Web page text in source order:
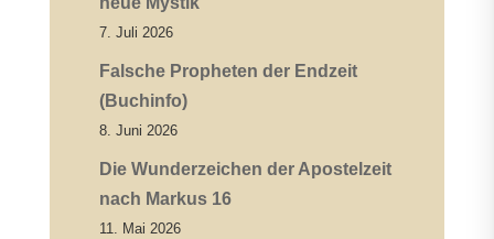
7. Juli 2026
Falsche Propheten der Endzeit
(Buchinfo)
8. Juni 2026
Die Wunderzeichen der Apostelzeit
nach Markus 16
11. Mai 2026